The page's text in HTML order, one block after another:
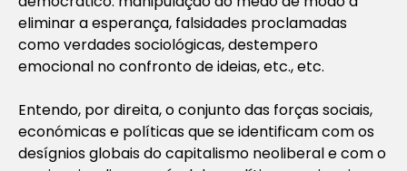
eliminar a esperança, falsidades proclamadas
como verdades sociológicas, destempero
emocional no confronto de ideias, etc., etc.
Entendo, por direita, o conjunto das forças sociais,
económicas e políticas que se identificam com os
desígnios globais do capitalismo neoliberal e com o